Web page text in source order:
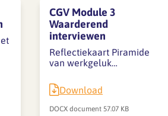
CGV Module 3
Waarderend
interviewen
Reflectiekaart Piramide
van werkgeluk…
Download
DOCX document 57.07 KB